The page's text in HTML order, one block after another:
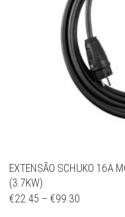
EXTENSÃO SCHUKO 16A
(3.7KW)
€22.45 – €99.30